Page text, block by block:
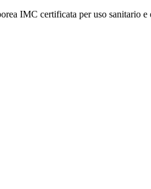
IMC certificata per uso sanitario